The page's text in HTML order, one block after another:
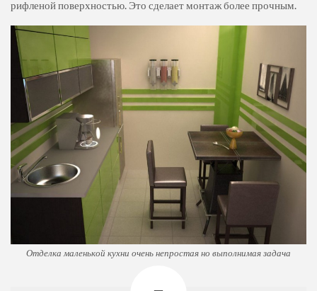
рифленой поверхностью. Это сделает монтаж более прочным.
Отделка маленькой кухни очень непростая но выполнимая задача